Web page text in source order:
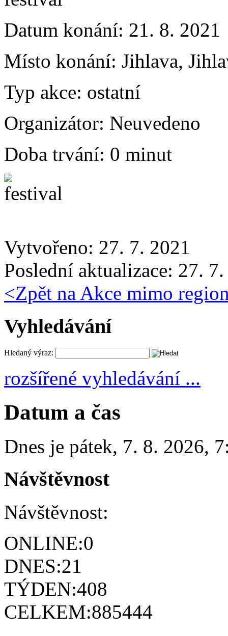
Datum konání: 21. 8. 2021
Místo konání: Jihlava,
Typ akce: ostatní
Organizátor: Neuvedeno
Doba trvání: 0 minut
Vytvořeno: 27. 7. 2021
Poslední aktualizace: 27.
<Zpět na Akce mimo
Vyhledávání
Hledaný výraz:
rozšířené vyhledávání ...
Datum a čas
Dnes je pátek, 7. 8. 2026,
Návštěvnost
Návštěvnost:
ONLINE:0
DNES:21
TÝDEN:408
CELKEM:885444